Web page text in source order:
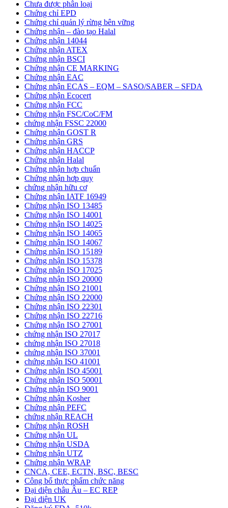
Chưa được phân loại
Chứng chỉ EPD
Chứng chỉ quản lý rừng bên vững
Chứng nhận – đào tạo Halal
Chứng nhận 14044
Chứng nhận ATEX
Chứng nhận BSCI
Chứng nhận CE MARKING
Chứng nhận EAC
Chứng nhận ECAS – EQM – SASO/SABER – SFDA
Chứng nhận Ecocert
Chứng nhận FCC
Chứng nhận FSC/CoC/FM
chứng nhận FSSC 22000
Chứng nhận GOST R
Chứng nhận GRS
Chứng nhận HACCP
Chứng nhận Halal
Chứng nhận hợp chuẩn
Chứng nhận hơp quy
chứng nhận hữu cơ
Chứng nhận IATF 16949
Chứng nhận ISO 13485
Chứng nhận ISO 14001
Chứng nhận ISO 14025
Chứng nhận ISO 14065
Chứng nhận ISO 14067
Chứng nhận ISO 15189
Chứng nhận ISO 15378
Chứng nhận ISO 17025
Chứng nhận ISO 20000
Chứng nhận ISO 21001
Chứng nhận ISO 22000
Chứng nhận ISO 22301
Chứng nhận ISO 22716
Chứng nhận ISO 27001
chứng nhận ISO 27017
chứng nhận ISO 27018
chứng nhận ISO 37001
chứng nhận ISO 41001
Chứng nhận ISO 45001
Chứng nhận ISO 50001
Chứng nhận ISO 9001
Chứng nhận Kosher
Chứng nhận PEFC
chứng nhận REACH
Chứng nhận ROSH
Chứng nhận UL
Chứng nhận USDA
Chứng nhận UTZ
Chứng nhận WRAP
CNCA, CEE, ECTN, BSC, BESC
Công bố thực phẩm chức năng
Đại diện châu Âu – EC REP
Đại diện UK